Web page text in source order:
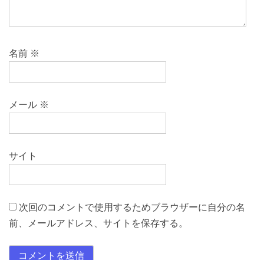
名前 ※
メール ※
サイト
次回のコメントで使用するためブラウザーに自分の名
前、メールアドレス、サイトを保存する。